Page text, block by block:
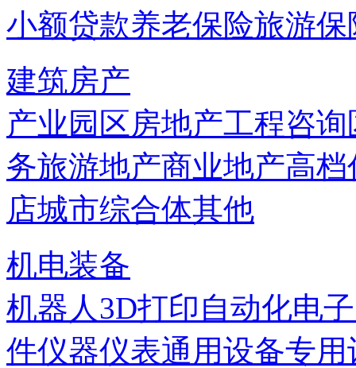
小额贷款养老保险旅游保
建筑房产
产业园区房地产工程咨询
务旅游地产商业地产高档
店城市综合体其他
机电装备
机器人3D打印自动化电
件仪器仪表通用设备专用